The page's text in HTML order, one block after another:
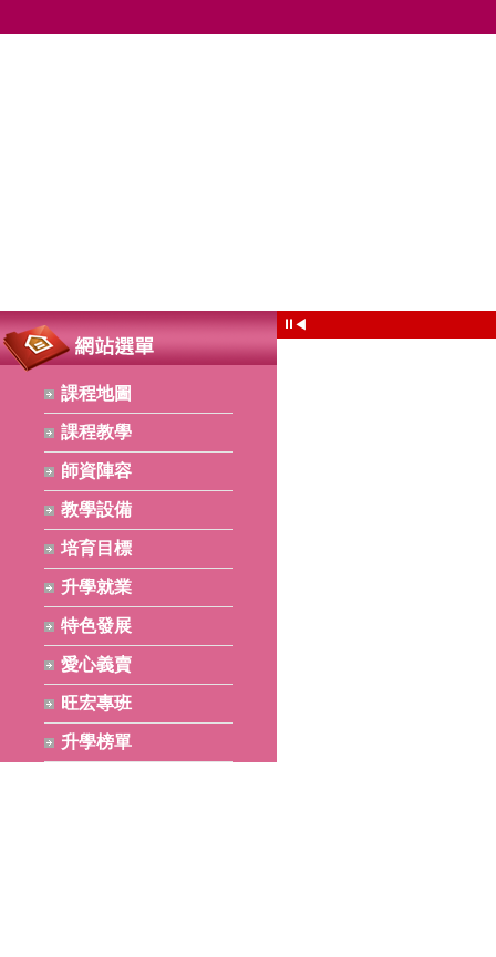
課程地圖
課程教學
師資陣容
教學設備
培育目標
升學就業
特色發展
愛心義賣
旺宏專班
升學榜單
⏸ ◀